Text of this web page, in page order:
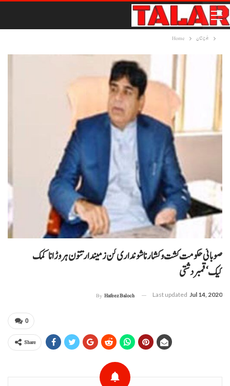
Home بلوچستان
صوبائی حکومت کشت وکشار ناشونداری کن زمیندار تتون ہر وڑ انا کمک
کیک‘قمبر دشتی
By Hafeez Baloch Last updated Jul 14, 2020
0
Share